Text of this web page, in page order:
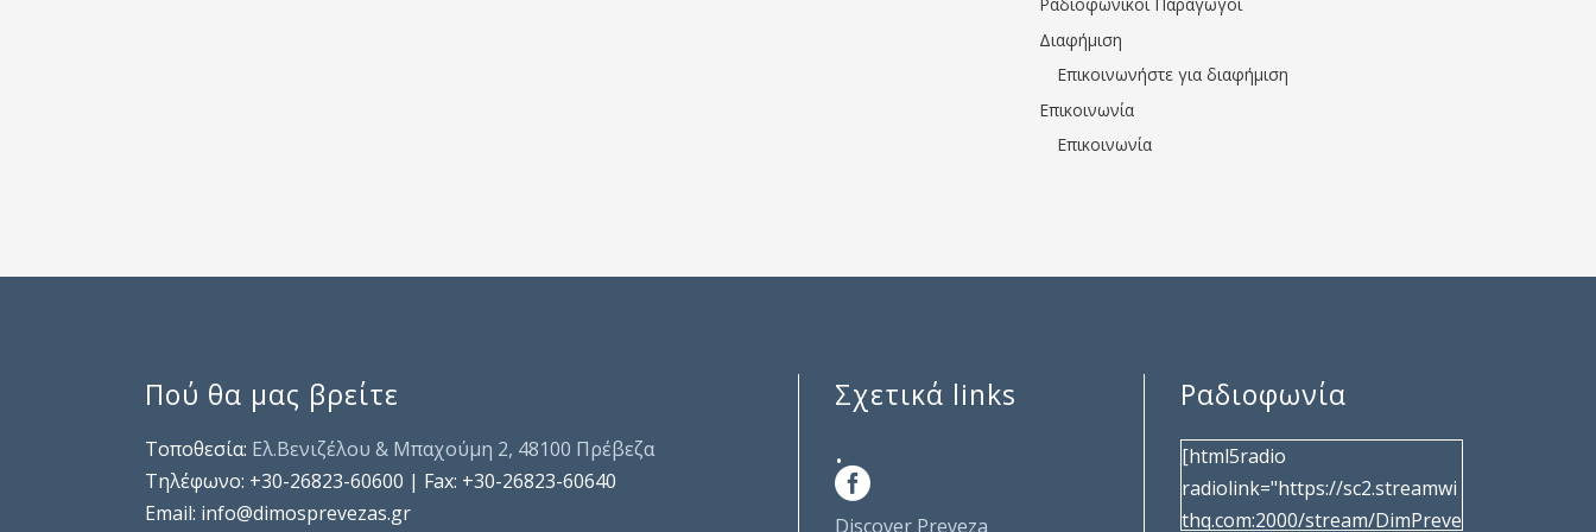
Διαφήμιση
Επικοινωνήστε για διαφήμιση
Επικοινωνία
Επικοινωνία
Πού θα μας βρείτε
Τοποθεσία: Ελ.Βενιζέλου & Μπαχούμη 2, 48100 Πρέβεζα
Τηλέφωνo: +30-26823-60600 | Fax: +30-26823-60640
Email: info@dimosprevezas.gr
Σχετικά links
.
Discover Preveza
Ραδιοφωνία
[html5radio
radiolink="https://sc2.streamwi
thq.com:2000/stream/DimPreve